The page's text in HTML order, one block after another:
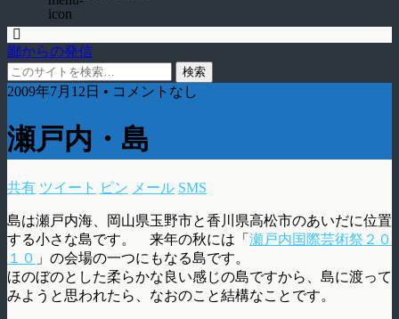
鄙からの発信
2009年7月12日 • コメントなし
瀬戸内・島
共有 ツイート ピン メール SMS
島は瀬戸内海、岡山県玉野市と香川県高松市のあいだに位置
する小さな島です。 来年の秋には「 瀬戸内国際芸術祭２０
１０ 」の会場の一つにもなる島です。
ほのぼのとした柔らかな良い感じの島ですから、島に渡って
みようと思われたら、なおのこと結構なことです。